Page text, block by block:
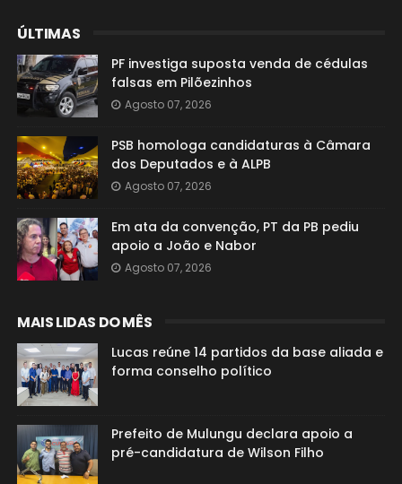
ÚLTIMAS
PF investiga suposta venda de cédulas
falsas em Pilõezinhos
Agosto 07, 2026
PSB homologa candidaturas à Câmara
dos Deputados e à ALPB
Agosto 07, 2026
Em ata da convenção, PT da PB pediu
apoio a João e Nabor
Agosto 07, 2026
MAIS LIDAS DO MÊS
Lucas reúne 14 partidos da base aliada e
forma conselho político
Prefeito de Mulungu declara apoio a
pré-candidatura de Wilson Filho